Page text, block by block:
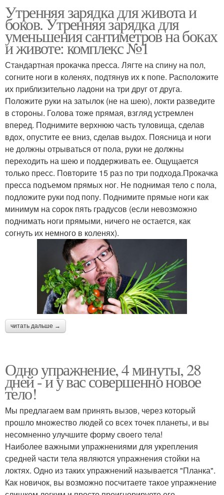
Утренняя зарядка для живота и
боков. Утренняя зарядка для
уменьшения сантиметров на боках
и животе: комплекс №1
Стандартная прокачка пресса. Лягте на спину на пол,
согните ноги в коленях, подтянув их к попе. Расположите
их приблизительно ладони на три друг от друга.
Положите руки на затылок (не на шею), локти разведите
в стороны. Голова тоже прямая, взгляд устремлен
вперед. Поднимите верхнюю часть туловища, сделав
вдох, опустите ее вниз, сделав выдох. Поясница и ноги
не должны отрываться от пола, руки не должны
переходить на шею и поддерживать ее. Ощущается
только пресс. Повторите 15 раз по три подхода.Прокачка
пресса подъемом прямых ног. Не поднимая тело с пола,
подложите руки под попу. Поднимите прямые ноги как
минимум на сорок пять градусов (если невозможно
поднимать ноги прямыми, ничего не остается, как
согнуть их немного в коленях).
читать дальше →
Одно упражнение, 4 минуты, 28
дней - и у вас совершенно новое
тело!
Мы предлагаем вам принять вызов, через который
прошло множество людей со всех точек планеты, и вы
несомненно улучшите форму своего тела!
Наиболее важными упражнениями для укрепления
средней части тела являются упражнения стойки на
локтях. Одно из таких упражнений называется "Планка".
Как новичок, вы возможно посчитаете такое упражнение